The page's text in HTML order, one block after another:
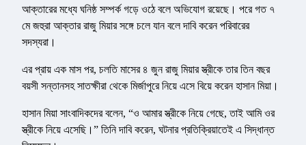
আক্তারের মধ্যে ঘনিষ্ঠ সম্পর্ক গড়ে ওঠে বলে অভিযোগ রয়েছে। পরে গত ৭
মে জহুরা আক্তার রাজু মিয়ার সঙ্গে চলে যান বলে দাবি করেন পরিবারের
সদস্যরা।
এর প্রায় এক মাস পর, চলতি মাসের ৪ জুন রাজু মিয়ার স্ত্রীকে তার তিন বছর
বয়সী সন্তানসহ সাতক্ষীরা থেকে মির্জাপুরে নিয়ে এসে বিয়ে করেন হাসান মিয়া।
হাসান মিয়া সাংবাদিকদের বলেন, “ও আমার স্ত্রীকে নিয়ে গেছে, তাই আমি ওর
স্ত্রীকে নিয়ে এসেছি।” তিনি দাবি করেন, ঘটনার প্রতিক্রিয়াতেই এ সিদ্ধান্ত